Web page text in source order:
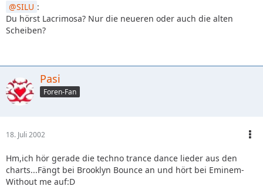
SILU :
Du hörst Lacrimosa? Nur die neueren oder auch die alten
Scheiben?
Pasi
Foren-Fan
18. Juli 2002
Hm,ich hör gerade die techno trance dance lieder aus den
charts...Fängt bei Brooklyn Bounce an und hört bei Eminem-
Without me auf:D